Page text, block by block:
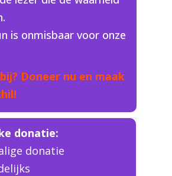
is onmisbaar voor onze
Doneer nu en maak
donatie:
donatie